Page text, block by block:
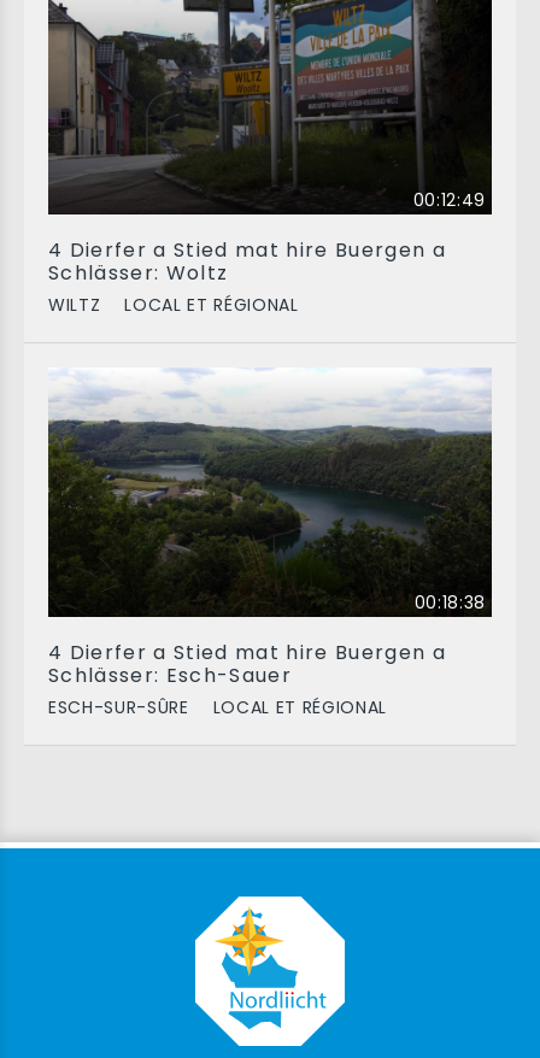
00:12:49
4 Dierfer a Stied mat hire Buergen a
Schlässer: Woltz
WILTZ LOCAL ET RÉGIONAL
00:18:38
4 Dierfer a Stied mat hire Buergen a
Schlässer: Esch-Sauer
ESCH-SUR-SÛRE LOCAL ET RÉGIONAL